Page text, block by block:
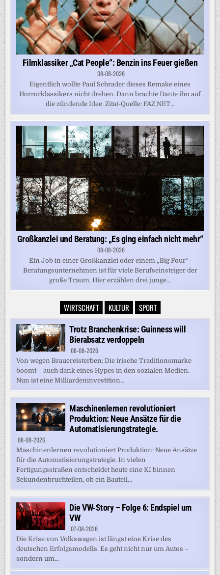
Filmklassiker „Cat People“: Benzin ins Feuer gießen
08-08-2026
Eigentlich wollte Paul Schrader dieses Remake eines
Horrorklassikers nicht drehen. Dann brachte Dante ihn auf
die zündende Idee. Zitat-Quelle: FAZ.NET...
Großkanzlei und Beratung: „Es ging einfach nicht mehr“
08-08-2026
Ein Job in einer Großkanzlei oder einem „Big Four“-
Beratungsunternehmen ist für viele Berufseinsteiger der
große Traum. Hier erzählen drei junge...
WIRTSCHAFT KULTUR SPORT
Trotz Branchenkrise: Guinness will
Bierabsatz verdoppeln
08-08-2026
Von wegen Brauereisterben: Die irische Traditionsmarke
boomt – auch dank eines Hypes in den sozialen Medien.
Nun ist eine Milliardeninvestition...
Maschinenlernen revolutioniert
Produktion: Neue Ansätze für die
Automatisierungstrategie.
08-08-2026
Maschinenlernen revolutioniert Produktion: Neue Ansätze
für die Automatisierungstrategie. In vielen
Fertigungsstraßen entscheidet heute eine KI binnen
Sekundenbruchteilen, ob ein Bauteil...
Die VW-Story – Folge 6: Endspiel um
VW
07-08-2026
Die Krise von Volkswagen ist längst eine Krise des
deutschen Erfolgsmodells. Es geht nicht nur um Autos –
sondern um...